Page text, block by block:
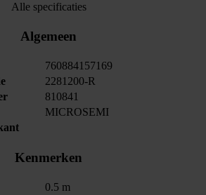
Alle specificaties
Algemeen
760884157169
2281200-R
810841
MICROSEMI
Kenmerken
0.5 m